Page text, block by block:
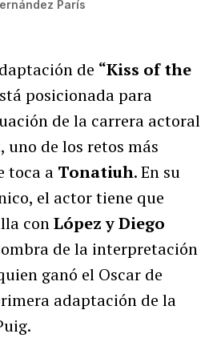
París
de “Kiss of the
posicionada para
de la carrera actoral
, uno de los retos más
toca a Tonatiuh. En su
el actor tiene que
conLópez y Diego
de la interpretación
ganó el Oscar de
adaptación de la